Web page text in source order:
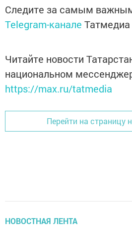
Следите за самым
Telegram-канале Татмедиа
Читайте новости
национальном
https://max.ru/tatmedia
Перейти на страницу
НОВОСТНАЯ ЛЕНТА